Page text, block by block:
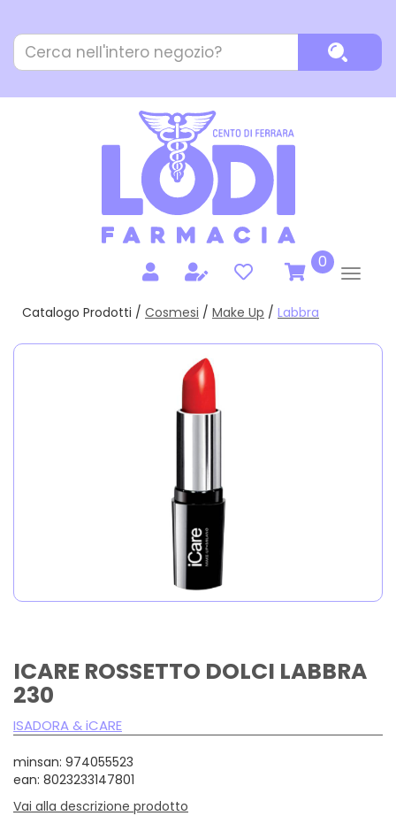
contenuto
principale
Cerca
Prodotto
0prodotti
inseriti
Catalogo Prodotti / Cosmesi / Make Up / Labbra
ICARE ROSSETTO DOLCI LABBRA
230
ISADORA & iCARE
minsan: 974055523
ean: 8023233147801
Vai alla descrizione prodotto